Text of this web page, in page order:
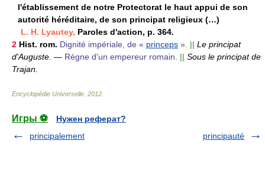
l'établissement de notre Protectorat le haut appui de son
autorité héréditaire, de son principat religieux (…)
L. H. Lyautey, Paroles d'action, p. 364.
2 Hist. rom. Dignité impériale, de « princeps ». || Le principat
d'Auguste. — Règne d'un empereur romain. || Sous le principat de
Trajan.
Encyclopédie Universelle 2012
Игры ⚽
Нужен реферат?
principalement
principauté